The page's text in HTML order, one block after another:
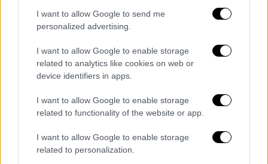
I want to allow Google to send me
personalized advertising.
I want to allow Google to enable storage
related to analytics like cookies on web or
device identifiers in apps.
I want to allow Google to enable storage
related to functionality of the website or app.
I want to allow Google to enable storage
related to personalization.
Γιατί αυξάνουν τα κρούσματα ψυχικής
υγείας και οι εισαγωγές σε κλινικές -
Καθηγητής αναλύει στο ethnos.gr
Οι δραματικές στιγμές του πνιγμού της
36χρονης στη Νάξο: «Δεν φώναξε
βοήθεια» - Συγκλονίζουν μαρτυρίες
Kazaks (ΕΚΤ): Τα επιτόκια πρέπει να
Σεπτέμβριο
Ο Όζι «δεν θέλει να πεθάνει στην